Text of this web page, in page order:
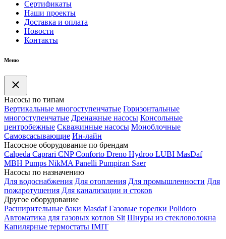
Сертификаты
Наши проекты
Доставка и оплата
Новости
Контакты
Меню
Насосы по типам
Вертикальные многоступенчатые Горизонтальные
многоступенчатые Дренажные насосы Консольные
центробежные Скважинные насосы Моноблочные
Самовсасывающие Ин-лайн
Насосное оборудование по брендам
Calpeda Caprari CNP Conforto Dreno Hydroo LUBI MasDaf
MBH Pumps NikMA Panelli Pumpiran Saer
Насосы по назначению
Для водоснабжения Для отопления Для промышленности Для
пожаротушения Для канализации и стоков
Другое оборудование
Расширительные баки Masdaf Газовые горелки Polidoro
Автоматика для газовых котлов Sit Шнуры из стекловолокна
Капилярные термостаты IMIT